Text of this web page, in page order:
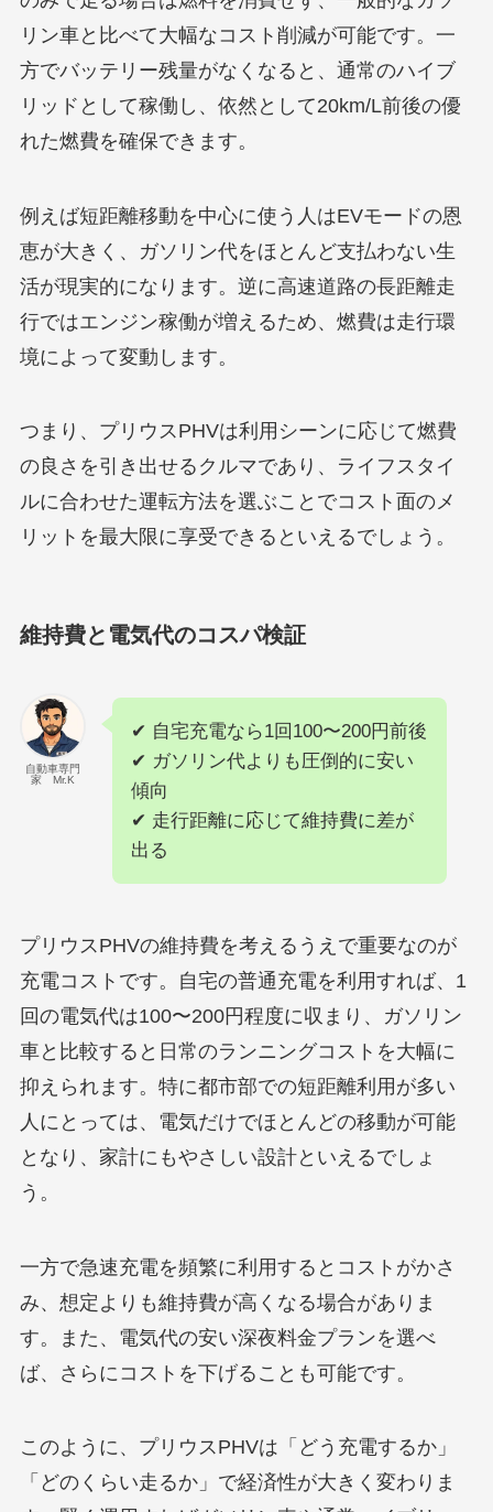
リン車と比べて大幅なコスト削減が可能です。一
方でバッテリー残量がなくなると、通常のハイブ
リッドとして稼働し、依然として20km/L前後の優
れた燃費を確保できます。
例えば短距離移動を中心に使う人はEVモードの恩
恵が大きく、ガソリン代をほとんど支払わない生
活が現実的になります。逆に高速道路の長距離走
行ではエンジン稼働が増えるため、燃費は走行環
境によって変動します。
つまり、プリウスPHVは利用シーンに応じて燃費
の良さを引き出せるクルマであり、ライフスタイ
ルに合わせた運転方法を選ぶことでコスト面のメ
リットを最大限に享受できるといえるでしょう。
維持費と電気代のコスパ検証
自動車専門
家 Mr.K
✔ 自宅充電なら1回100〜200円前後
✔ ガソリン代よりも圧倒的に安い
傾向
✔ 走行距離に応じて維持費に差が
出る
プリウスPHVの維持費を考えるうえで重要なのが
充電コストです。自宅の普通充電を利用すれば、1
回の電気代は100〜200円程度に収まり、ガソリン
車と比較すると日常のランニングコストを大幅に
抑えられます。特に都市部での短距離利用が多い
人にとっては、電気だけでほとんどの移動が可能
となり、家計にもやさしい設計といえるでしょ
う。
一方で急速充電を頻繁に利用するとコストがかさ
み、想定よりも維持費が高くなる場合がありま
す。また、電気代の安い深夜料金プランを選べ
ば、さらにコストを下げることも可能です。
このように、プリウスPHVは「どう充電するか」
「どのくらい走るか」で経済性が大きく変わりま